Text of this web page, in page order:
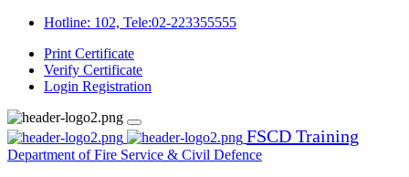
Hotline: 102, Tele:02-223355555
Print Certificate
Verify Certificate
Login Registration
FSCD Training
Department of Fire Service & Civil Defence